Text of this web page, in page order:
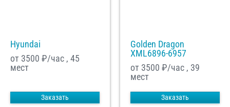
Hyundai
от 3500 ₽/час , 45
мест
Заказать
Golden Dragon
XML6896-6957
от 3500 ₽/час , 39
мест
Заказать